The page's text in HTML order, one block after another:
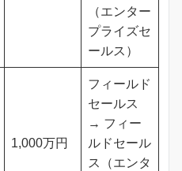
（エンター
プライズセ
ールス）
1,000万円
フィールド
セールス
→ フィー
ルドセール
ス（エンタ